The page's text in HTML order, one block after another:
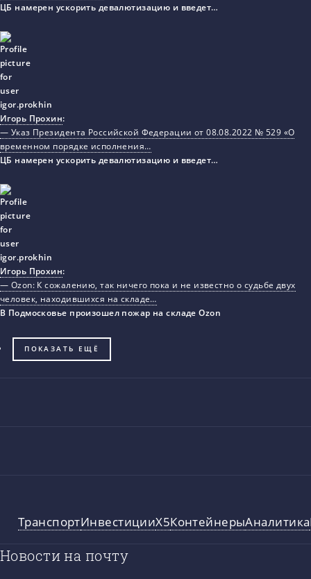
ЦБ намерен ускорить девалютизацию и введет…
Игорь Прохин:
— Указ Президента Российской Федерации от 08.08.2022 № 529 «О
временном порядке исполнения…
ЦБ намерен ускорить девалютизацию и введет…
Игорь Прохин:
— Ozon: К сожалению, так ничего пока и не известно о судьбе двух
человек, находившихся на складе…
В Подмосковье произошел пожар на складе Ozon
ПОКАЗАТЬ ЕЩЁ
ТранспортИнвестицииX5КонтейнерыАналитика
Новости на почту